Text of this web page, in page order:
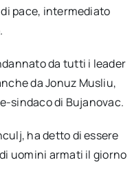
pace, intermediato
da tutti i leader
da Jonuz Musliu,
sindaco di Bujanovac.
ha detto di essere
uomini armati il giorno